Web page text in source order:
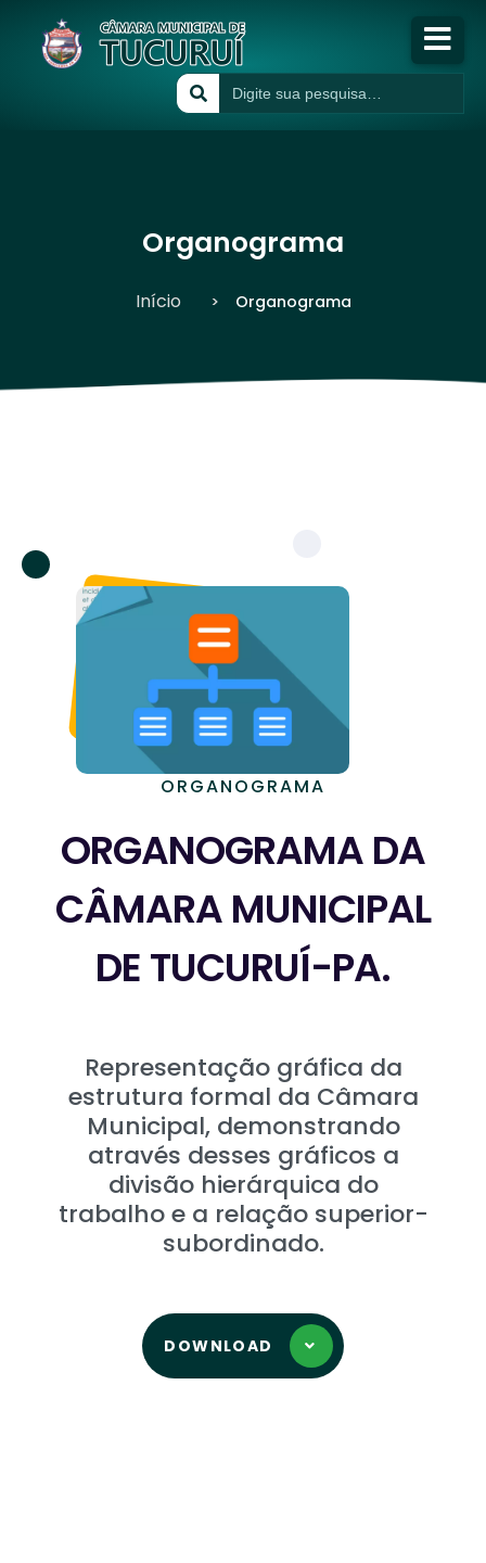
Organograma
Início Organograma
ORGANOGRAMA
ORGANOGRAMA DA
CÂMARA MUNICIPAL
DE TUCURUÍ-PA.
Representação gráfica da
estrutura formal da Câmara
Municipal, demonstrando
através desses gráficos a
divisão hierárquica do
trabalho e a relação superior-
subordinado.
DOWNLOAD